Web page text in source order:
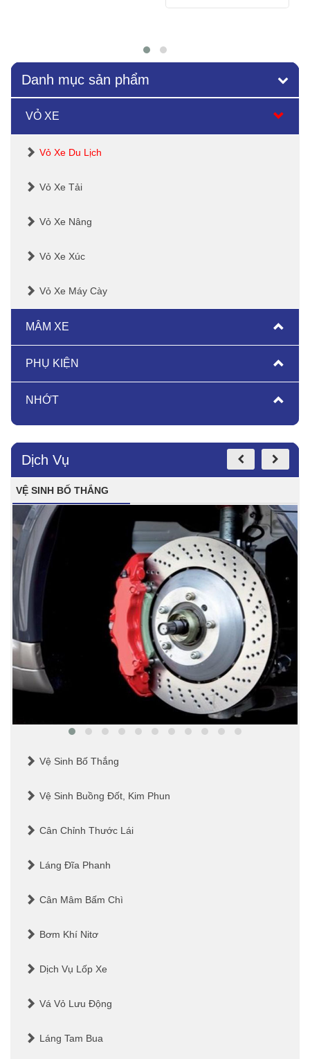
Danh mục sản phẩm
VỎ XE
Vỏ Xe Du Lịch
Vỏ Xe Tải
Vỏ Xe Nâng
Vỏ Xe Xúc
Vỏ Xe Máy Cày
MÂM XE
PHỤ KIỆN
NHỚT
Dịch Vụ
VỆ SINH BỐ THẮNG
Vệ Sinh Bố Thắng
Vệ Sinh Buồng Đốt, Kim Phun
Cân Chỉnh Thước Lái
Láng Đĩa Phanh
Cân Mâm Bấm Chì
Bơm Khí Nitơ
Dịch Vụ Lốp Xe
Vá Vỏ Lưu Động
Láng Tam Bua